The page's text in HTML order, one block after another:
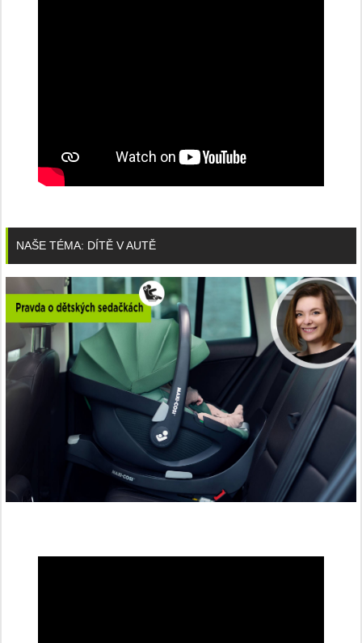
NAŠE TÉMA: DÍTĚ V AUTĚ